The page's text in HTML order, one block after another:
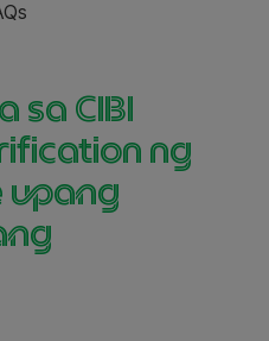
sa CIBI
ng
upang